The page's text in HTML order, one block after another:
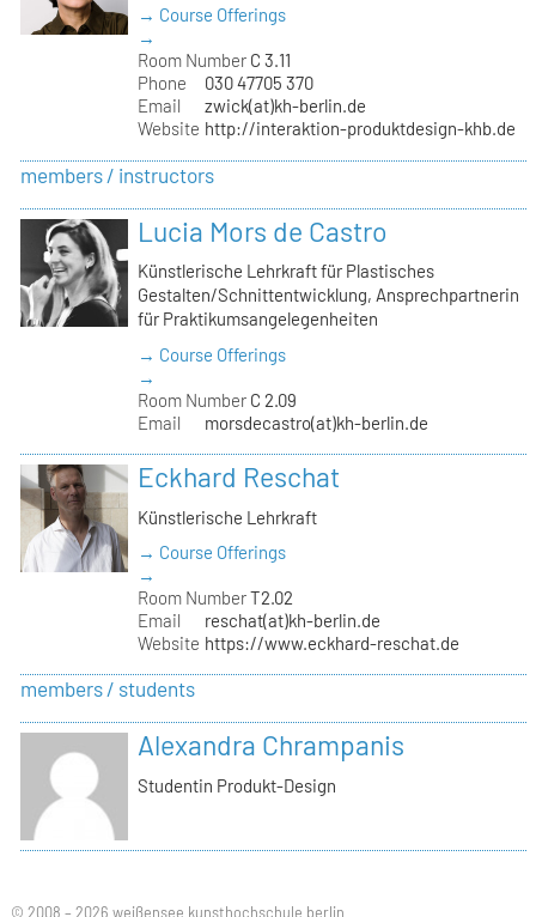
→ Course Offerings
→
Room Number C 3.11
Phone
030 47705 370
Email
zwick(at)kh-berlin.de
Website http://interaktion-produktdesign-khb.de
members / instructors
Lucia Mors de Castro
Künstlerische Lehrkraft für Plastisches
Gestalten/Schnittentwicklung, Ansprechpartnerin
für Praktikumsangelegenheiten
→ Course Offerings
→
Room Number C 2.09
Email
morsdecastro(at)kh-berlin.de
Eckhard Reschat
Künstlerische Lehrkraft
→ Course Offerings
→
Room NumberT2.02
Email
reschat(at)kh-berlin.de
Website https://www.eckhard-reschat.de
members / students
Alexandra Chrampanis
Studentin Produkt-Design
© 2008 – 2026 weißensee kunsthochschule berlin